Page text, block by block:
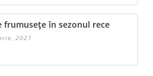
frumusețe în sezonul rece
2021